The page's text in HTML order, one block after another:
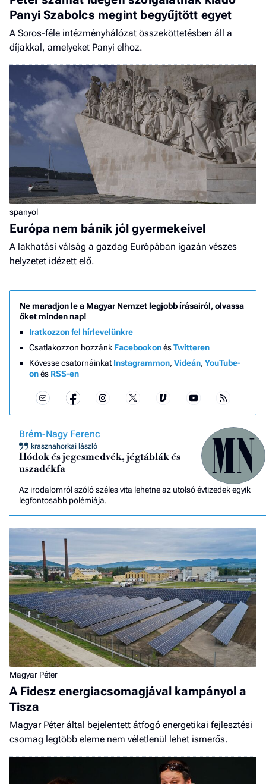
Panyi Szabolcs megint begyűjtött egyet
A Soros-féle intézményhálózat összeköttetésben áll a
díjakkal, amelyeket Panyi elhoz.
spanyol
Európa nem bánik jól gyermekeivel
A lakhatási válság a gazdag Európában igazán vészes
helyzetet idézett elő.
Ne maradjon le a Magyar Nemzet legjobb írásairól, olvassa
őket minden nap!
Iratkozzon fel hírlevelünkre
Csatlakozzon hozzánk FacebookonésTwitteren
Kövesse csatornáinkat Instagrammon, Videán, YouTube-
onés RSS-en
Brém-Nagy Ferenc
krasznahorkai lászló
Hódok és jegesmedvék, jégtáblák és
uszadékfa
Az irodalomról szóló széles vita lehetne az utolsó évtizedek egyik
legfontosabb polémiája.
Magyar Péter
A Fidesz energiacsomagjával kampányol a
Tisza
Magyar Péter által bejelentett átfogó energetikai fejlesztési
csomag legtöbb eleme nem véletlenül lehet ismerős.